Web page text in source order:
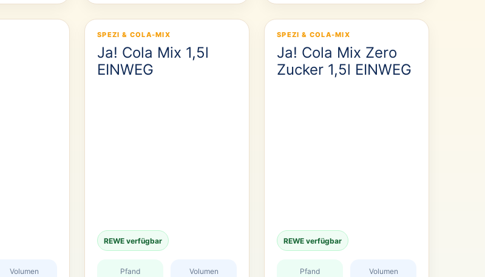
Volumen
SPEZI & COLA-MIX
Ja! Cola Mix 1,5l
EINWEG
REWE verfügbar
Pfand Volumen
SPEZI & COLA-MIX
Ja! Cola Mix Zero
Zucker 1,5l EINWEG
REWE verfügbar
Pfand Volumen